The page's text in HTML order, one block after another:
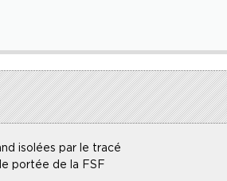
isolées par le tracé
portée de la FSF